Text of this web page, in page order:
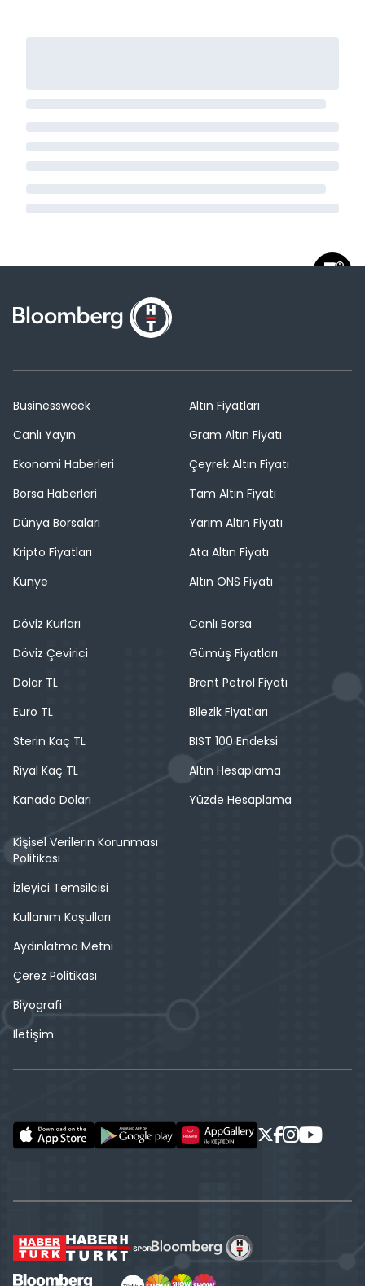
Businessweek
Canlı Yayın
Ekonomi Haberleri
Borsa Haberleri
Dünya Borsaları
Kripto Fiyatları
Künye
Altın Fiyatları
Gram Altın Fiyatı
Çeyrek Altın Fiyatı
Tam Altın Fiyatı
Yarım Altın Fiyatı
Ata Altın Fiyatı
Altın ONS Fiyatı
Döviz Kurları
Döviz Çevirici
Dolar TL
Euro TL
Sterin Kaç TL
Riyal Kaç TL
Kanada Doları
Canlı Borsa
Gümüş Fiyatları
Brent Petrol Fiyatı
Bilezik Fiyatları
BIST 100 Endeksi
Altın Hesaplama
Yüzde Hesaplama
Kişisel Verilerin Korunması
Politikası
İzleyici Temsilcisi
Kullanım Koşulları
Aydınlatma Metni
Çerez Politikası
Biyografi
İletişim